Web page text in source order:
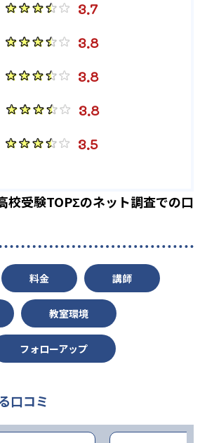
部 11
プシグマ公式サイトより
3.7
3.8
3.8
3.8
3.5
校受験TOPΣのネット調査での口
料金 講師
教室環境
フォローアップ
口コミ